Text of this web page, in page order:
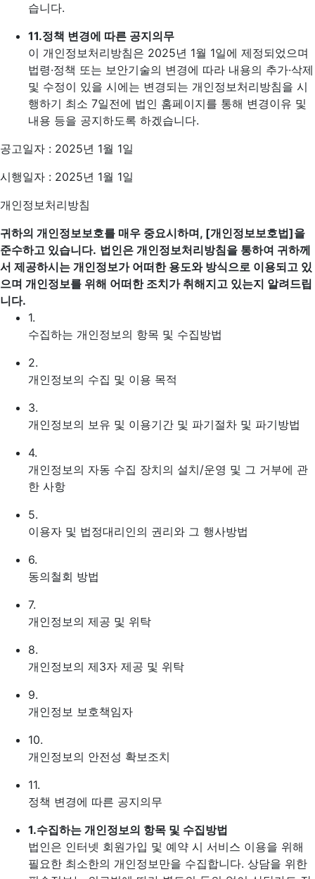
습니다.
11.정책 변경에 따른 공지의무
이 개인정보처리방침은 2025년 1월 1일에 제정되었으며
법령·정책 또는 보안기술의 변경에 따라 내용의 추가·삭제
및 수정이 있을 시에는 변경되는 개인정보처리방침을 시
행하기 최소 7일전에 법인 홈페이지를 통해 변경이유 및
내용 등을 공지하도록 하겠습니다.
공고일자 : 2025년 1월 1일
시행일자 : 2025년 1월 1일
개인정보처리방침
귀하의 개인정보보호를 매우 중요시하며, [개인정보보호법]을
준수하고 있습니다. 법인은 개인정보처리방침을 통하여 귀하께
서 제공하시는 개인정보가 어떠한 용도와 방식으로 이용되고 있
으며 개인정보를 위해 어떠한 조치가 취해지고 있는지 알려드립
니다.
1.
수집하는 개인정보의 항목 및 수집방법
2.
개인정보의 수집 및 이용 목적
3.
개인정보의 보유 및 이용기간 및 파기절차 및 파기방법
4.
개인정보의 자동 수집 장치의 설치/운영 및 그 거부에 관
한 사항
5.
이용자 및 법정대리인의 권리와 그 행사방법
6.
동의철회 방법
7.
개인정보의 제공 및 위탁
8.
개인정보의 제3자 제공 및 위탁
9.
개인정보 보호책임자
10.
개인정보의 안전성 확보조치
11.
정책 변경에 따른 공지의무
1.수집하는 개인정보의 항목 및 수집방법
법인은 인터넷 회원가입 및 예약 시 서비스 이용을 위해
필요한 최소한의 개인정보만을 수집합니다. 상담을 위한